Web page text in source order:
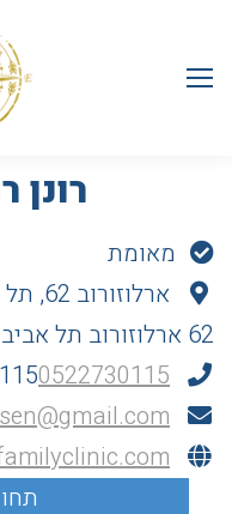
רונן
מאומת
ארלוזורוב 62, תל אביב יפו, ישראל
62 ארלוזורוב
תל אביב
0522730115